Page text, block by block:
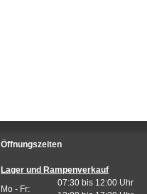
Öffnungszeiten
Lager und Rampenverkauf
Mo - Fr:
07:30 bis 12:00 Uhr